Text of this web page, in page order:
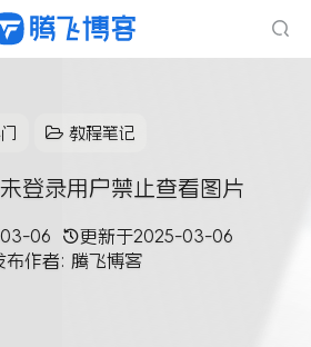
教程笔记
登录用户禁止查看图片
06 更新于2025-03-06
布作者: 腾飞博客